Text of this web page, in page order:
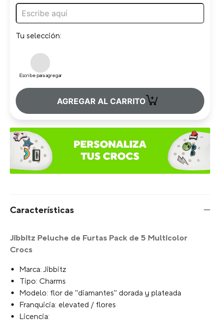
Tu selección:
Escribe para agregar
AGREGAR AL CARRITO +
Características
Jibbitz Peluche de Furtas Pack de 5 Multicolor
Crocs
Marca: Jibbitz
Tipo: Charms
Modelo: flor de "diamantes" dorada y plateada
Franquicia: elevated / flores
Licencia: